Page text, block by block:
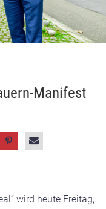
Manifest
wird heute Freitag,